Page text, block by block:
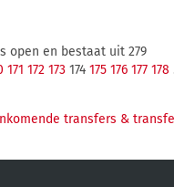
open en bestaat uit 279
171 172 173 174 175 176 177 178
transfers &